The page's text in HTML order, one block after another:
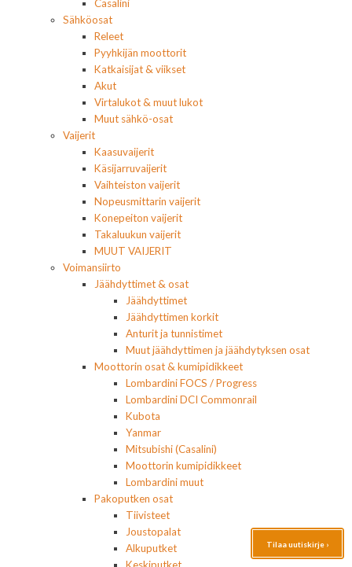
Casalini
Sähköosat
Releet
Pyyhkijän moottorit
Katkaisijat & viikset
Akut
Virtalukot & muut lukot
Muut sähkö-osat
Vaijerit
Kaasuvaijerit
Käsijarruvaijerit
Vaihteiston vaijerit
Nopeusmittarin vaijerit
Konepeiton vaijerit
Takaluukun vaijerit
MUUT VAIJERIT
Voimansiirto
Jäähdyttimet & osat
Jäähdyttimet
Jäähdyttimen korkit
Anturit ja tunnistimet
Muut jäähdyttimen ja jäähdytyksen osat
Moottorin osat & kumipidikkeet
Lombardini FOCS / Progress
Lombardini DCI Commonrail
Kubota
Yanmar
Mitsubishi (Casalini)
Moottorin kumipidikkeet
Lombardini muut
Pakoputken osat
Tiivisteet
Joustopalat
Alkuputket
Tilaa uutiskirje ›